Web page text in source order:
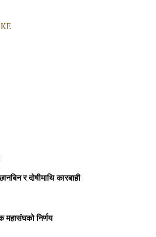
र दोषीमाथि कारबाही
महासंघको निर्णय